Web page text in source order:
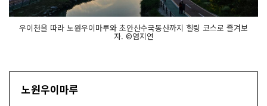
우이천을 따라 노원우이마루와 초안산수국동산까지 힐링 코스로 즐겨보
자. ©염지연
노원우이마루